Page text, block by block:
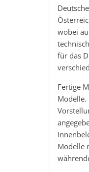
wobei
für das
Fertige
Modelle.
Modelle